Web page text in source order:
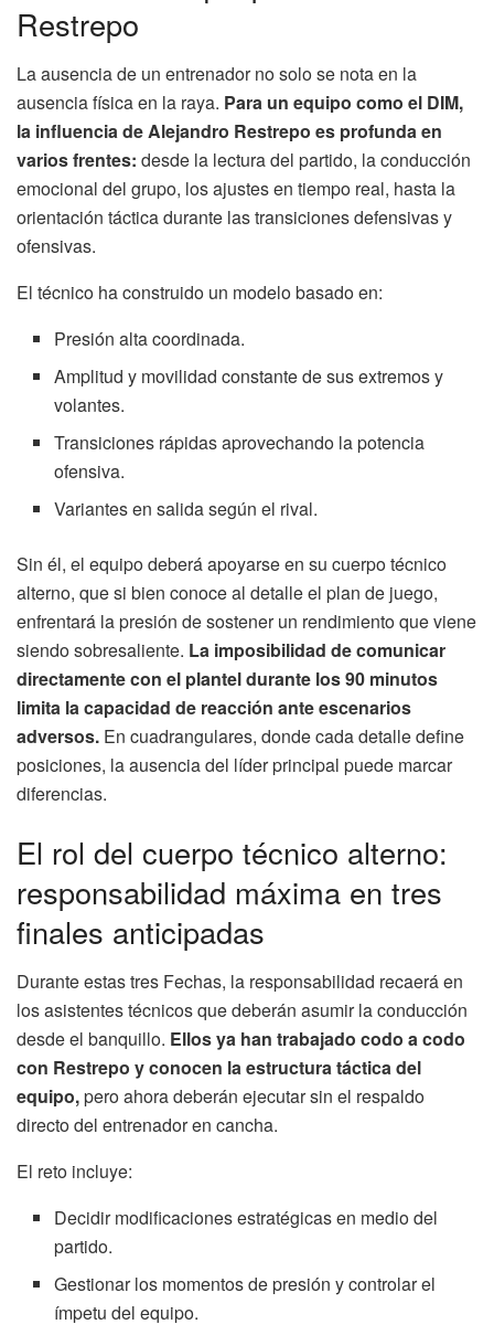
Restrepo
La ausencia de un entrenador no solo se nota en la
ausencia física en la raya. Para un equipo como el DIM,
la influencia de Alejandro Restrepo es profunda en
varios frentes: desde la lectura del partido, la conducción
emocional del grupo, los ajustes en tiempo real, hasta la
orientación táctica durante las transiciones defensivas y
ofensivas.
El técnico ha construido un modelo basado en:
Presión alta coordinada.
Amplitud y movilidad constante de sus extremos y
volantes.
Transiciones rápidas aprovechando la potencia
ofensiva.
Variantes en salida según el rival.
Sin él, el equipo deberá apoyarse en su cuerpo técnico
alterno, que si bien conoce al detalle el plan de juego,
enfrentará la presión de sostener un rendimiento que viene
siendo sobresaliente. La imposibilidad de comunicar
directamente con el plantel durante los 90 minutos
limita la capacidad de reacción ante escenarios
adversos. En cuadrangulares, donde cada detalle define
posiciones, la ausencia del líder principal puede marcar
diferencias.
El rol del cuerpo técnico alterno:
responsabilidad máxima en tres
finales anticipadas
Durante estas tres Fechas, la responsabilidad recaerá en
los asistentes técnicos que deberán asumir la conducción
desde el banquillo. Ellos ya han trabajado codo a codo
con Restrepo y conocen la estructura táctica del
equipo,pero ahora deberán ejecutar sin el respaldo
directo del entrenador en cancha.
El reto incluye:
Decidir modificaciones estratégicas en medio del
partido.
Gestionar los momentos de presión y controlar el
ímpetu del equipo.